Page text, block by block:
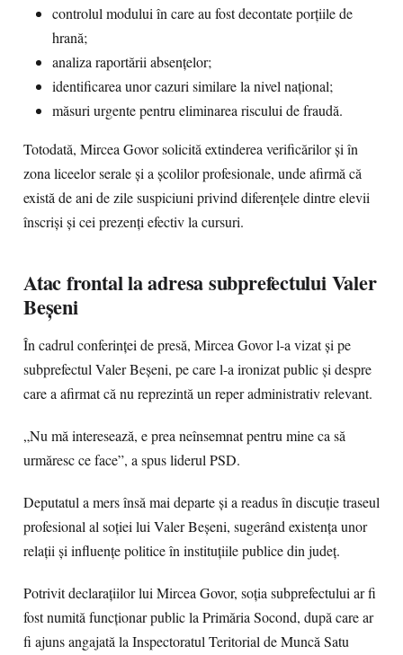
controlul modului în care au fost decontate porțiile de
hrană;
analiza raportării absențelor;
identificarea unor cazuri similare la nivel național;
măsuri urgente pentru eliminarea riscului de fraudă.
Totodată, Mircea Govor solicită extinderea verificărilor și în
zona liceelor serale și a școlilor profesionale, unde afirmă că
există de ani de zile suspiciuni privind diferențele dintre elevii
înscriși și cei prezenți efectiv la cursuri.
Atac frontal la adresa subprefectului Valer
Beșeni
În cadrul conferinței de presă, Mircea Govor l-a vizat și pe
subprefectul Valer Beșeni, pe care l-a ironizat public și despre
care a afirmat că nu reprezintă un reper administrativ relevant.
„Nu mă interesează, e prea neînsemnat pentru mine ca să
urmăresc ce face”, a spus liderul PSD.
Deputatul a mers însă mai departe și a readus în discuție traseul
profesional al soției lui Valer Beșeni, sugerând existența unor
relații și influențe politice în instituțiile publice din județ.
Potrivit declarațiilor lui Mircea Govor, soția subprefectului ar fi
fost numită funcționar public la Primăria Socond, după care ar
fi ajuns angajată la Inspectoratul Teritorial de Muncă Satu